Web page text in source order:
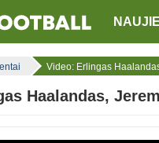
Video: Erlingas
Haalandas,